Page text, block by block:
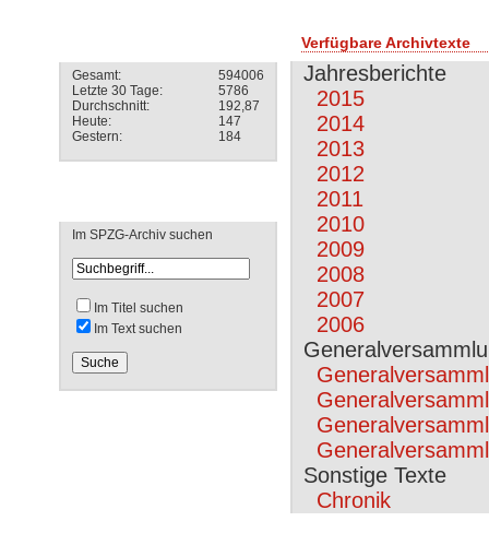
Gesamt:
594006
Letzte 30 Tage:
5786
Durchschnitt:
192,87
Heute:
147
Gestern:
184
Im SPZG-Archiv suchen
Im Titel suchen
Im Text suchen
Verfügbare Archivtexte
Jahresberichte
2015
2014
2013
2012
2011
2010
2009
2008
2007
2006
Sonstige Texte
Chronik